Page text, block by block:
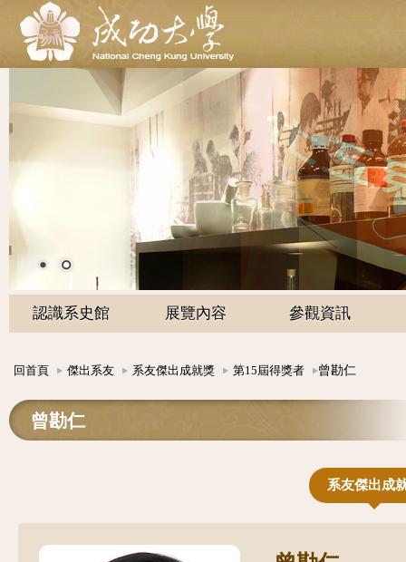
認識系史館 展覽內容 參觀資訊
回首頁 傑出系友 系友傑出成就獎 第15屆得獎者 曾勘仁
曾勘仁
系友傑出成